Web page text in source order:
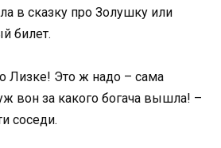
в сказку про Золушку или
билет.
Лизке! Это ж надо – сама
вон за какого богача вышла! –
соседи.